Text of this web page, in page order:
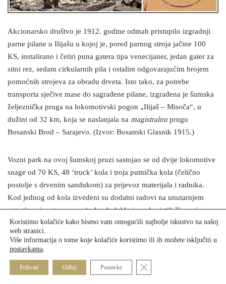
Akcionarsko društvo je 1912. godine odmah pristupilo izgradnji
parne pilane u Ilijašu u kojoj je, pored parnog stroja jačine 100
KS, instalirano i četiri puna gatera tipa venecijaner, jedan gater za
sitni rez, sedam cirkularnih pila i ostalim odgovarajućim brojem
pomoćnih strojeva za obradu drveta. Isto tako, za potrebe
transporta sječive mase do sagrađene pilane, izgrađena je šumska
željeznička pruga na lokomotivski pogon „Ilijaš – Misoča“, u
dužini od 32 km, koja se naslanjala na magistralnu prugu
Bosanski Brod – Sarajevo. (Izvor: Bosanski Glasnik 1915.)
Vozni park na ovoj šumskoj pruzi sastojao se od dvije lokomotive
snage od 70 KS, 48 ‘truck’ kola i troja putnička kola (čelično
postolje s drvenim sandukom) za prijevoz materijala i radnika.
Kod jednog od kola izvedeni su dodatni radovi na unutarnjem
enterijeru i pretvorena u ‘salon kola’ koje su koristili članovi
uprave i VIP gosti. Troškovi izgradnje ove šumske pruge,
uključujući nabavku voznog parka, iznosili su oko milijun kruna.
„Buttazzoni i Venturini“ – Industrija drveta d.d. – Eksploatacija
šumskog područja Misoče od 1913. do 1918. godine
Koristimo kolačiće kako bismo vam omogućili najbolje iskustvo na našoj
web stranici.
Više informacija o tome koje kolačiće koristimo ili ih možete isključiti u
postavkama
Prihvati Odbij Postavke Close GDPR Cookie Banner